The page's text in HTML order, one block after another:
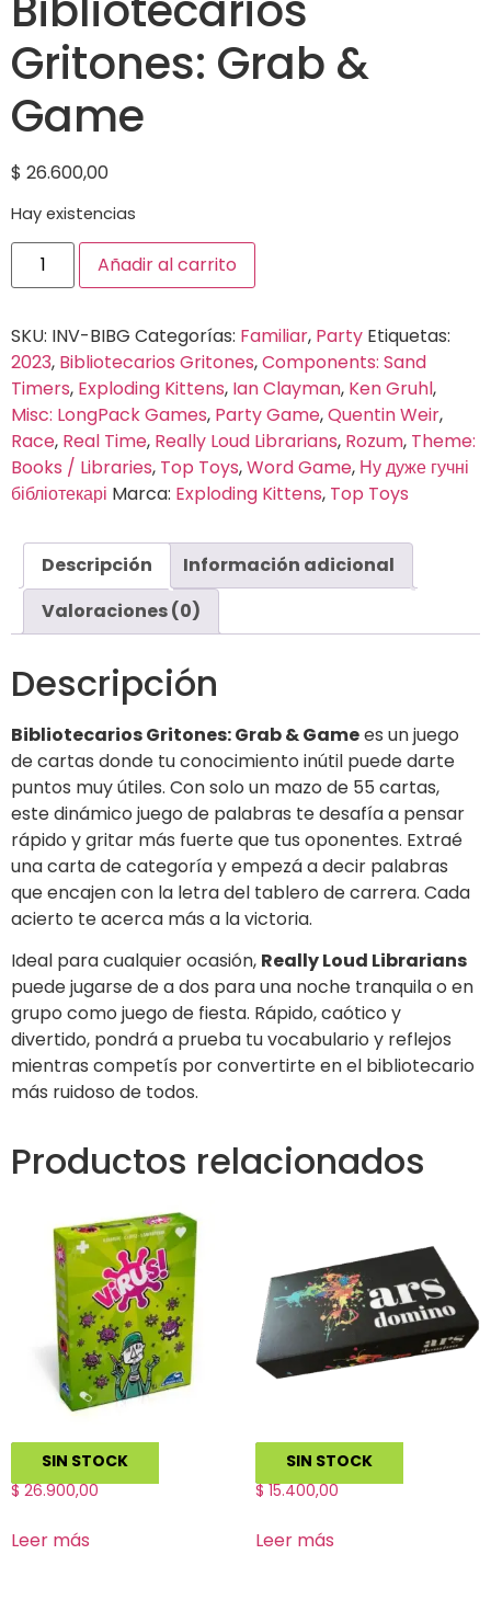
Gritones: Grab &
Game
$ 26.600,00
Hay existencias
Añadir al carrito
SKU: INV-BIBG Categorías: Familiar, Party Etiquetas:
2023, Bibliotecarios Gritones,Components: Sand
Timers, Exploding Kittens, Ian Clayman, Ken Gruhl,
Misc: LongPack Games, Party Game,Quentin Weir,
Race, Real Time, Really Loud Librarians, Rozum, Theme:
Books / Libraries, Top Toys,Word Game, Ну дуже гучні
бібліотекарі Marca: Exploding Kittens, Top Toys
Descripción
Información adicional
Valoraciones (0)
Descripción
Bibliotecarios Gritones: Grab & Gamees un juego
de cartas donde tu conocimiento inútil puede darte
puntos muy útiles. Con solo un mazo de 55 cartas,
este dinámico juego de palabras te desafía a pensar
rápido y gritar más fuerte que tus oponentes. Extraé
una carta de categoría y empezá a decir palabras
que encajen con la letra del tablero de carrera. Cada
acierto te acerca más a la victoria.
Ideal para cualquier ocasión, Really Loud Librarians
puede jugarse de a dos para una noche tranquila o en
grupo como juego de fiesta. Rápido, caótico y
divertido, pondrá a prueba tu vocabulario y reflejos
mientras competís por convertirte en el bibliotecario
más ruidoso de todos.
Productos relacionados
SIN STOCK
Virus!
$ 26.900,00
Leer más
SIN STOCK
Ars Domino
$ 15.400,00
Leer más